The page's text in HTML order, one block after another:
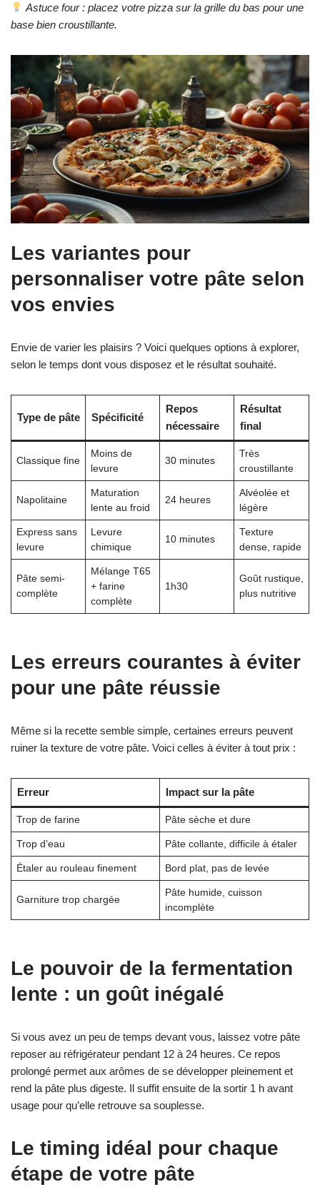
Astuce four : placez votre pizza sur la grille du bas pour une
base bien croustillante.
Les variantes pour
personnaliser votre pâte selon
vos envies
Envie de varier les plaisirs ? Voici quelques options à explorer,
selon le temps dont vous disposez et le résultat souhaité.
Type de pâte Spécificité
Repos
nécessaire
Résultat
final
Classique fine
Moins de
levure
30 minutes
Très
croustillante
Napolitaine
Maturation
lente au froid
24 heures
Alvéolée et
légère
Express sans
levure
Levure
chimique
10 minutes
Texture
dense, rapide
Pâte semi-
complète
Mélange T65
+ farine
complète
1h30
Goût rustique,
plus nutritive
Les erreurs courantes à éviter
pour une pâte réussie
Même si la recette semble simple, certaines erreurs peuvent
ruiner la texture de votre pâte. Voici celles à éviter à tout prix :
Erreur Impact sur la pâte
Trop de farine Pâte sèche et dure
Trop d’eau Pâte collante, difficile à étaler
Étaler au rouleau finement Bord plat, pas de levée
Garniture trop chargée
Pâte humide, cuisson
incomplète
Le pouvoir de la fermentation
lente : un goût inégalé
Si vous avez un peu de temps devant vous, laissez votre pâte
reposer au réfrigérateur pendant 12 à 24 heures. Ce repos
prolongé permet aux arômes de se développer pleinement et
rend la pâte plus digeste. Il suffit ensuite de la sortir 1 h avant
usage pour qu’elle retrouve sa souplesse.
Le timing idéal pour chaque
étape de votre pâte